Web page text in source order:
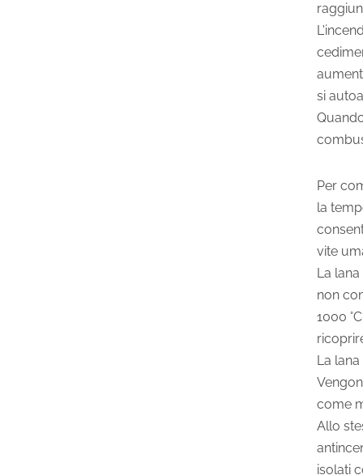
si
Per
la
vite
La
non
1000
La
come
Allo
isolati